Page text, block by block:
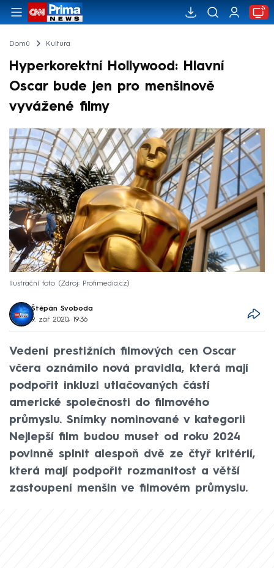
Domů Kultura
Hyperkorektní Hollywood: Hlavní
Oscar bude jen pro menšinově
vyvážené filmy
Ilustrační foto Zdroj: Profimedia.cz
Štěpán Svoboda
9. zář 2020, 19:36
Vedení prestižních filmových cen Oscar
včera oznámilo nová pravidla, která mají
podpořit inkluzi utlačovaných částí
americké společnosti do filmového
průmyslu. Snímky nominované v kategorii
Nejlepší film budou muset od roku 2024
povinně splnit alespoň dvě ze čtyř kritérií,
která mají podpořit rozmanitost a větší
zastoupení menšin ve filmovém průmyslu.